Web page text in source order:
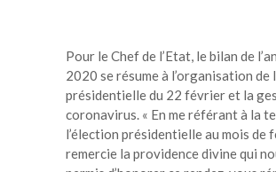
Pour le Chef de l’Etat, le bilan de
2020 se résume à l’organisation de
présidentielle du 22 février et la
coronavirus. « En me référant à la
l’élection présidentielle au mois de
remercie la providence divine qui